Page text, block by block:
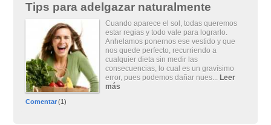
Tips para adelgazar naturalmente
Cuando aparece el sol, todas queremos
estar regias y todo vale para lograrlo.
Anhelamos ponernos ese vestido y que
nos quede perfecto, recurriendo a
cualquier dieta sin medir las
consecuencias, lo cual es un gravísimo
error, pues podemos dañar nues... Leer
más
Comentar(1)